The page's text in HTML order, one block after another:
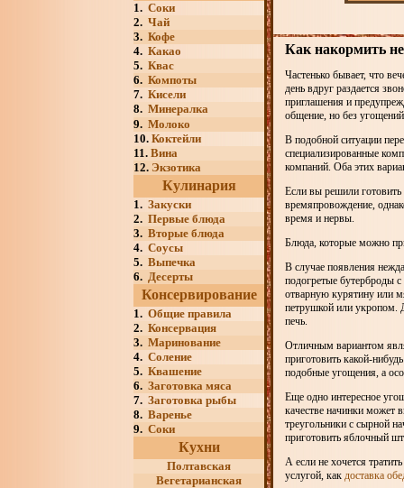
1. Соки
2. Чай
3. Кофе
4. Какао
5. Квас
6. Компоты
7. Кисели
8. Минералка
9. Молоко
10. Коктейли
11. Вина
12. Экзотика
Кулинария
1. Закуски
2. Первые блюда
3. Вторые блюда
4. Соусы
5. Выпечка
6. Десерты
Консервирование
1. Общие правила
2. Консервация
3. Маринование
4. Соление
5. Квашение
6. Заготовка мяса
7. Заготовка рыбы
8. Варенье
9. Соки
Кухни
Полтавская
Вегетарианская
Как накормить
Частенько бывает, что
день вдруг раздается
приглашения и
общение, но без
В подобной ситуации
специализированные
компаний. Оба этих
Если вы решили готовить
времяпровождение,
время и нервы.
Блюда, которые можно
В случае появления
подогретые бутерброды
отварную курятину или
петрушкой или укропом.
печь.
Отличным вариантом
приготовить какой-
подобные угощения, а
Еще одно интересное
качестве начинки может
треугольники с сырной
приготовить яблочный
А если не хочется
услугой, как доставка